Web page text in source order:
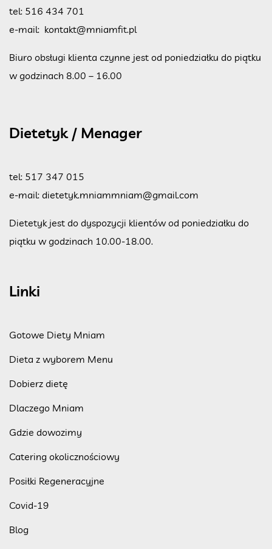
tel: 516 434 701
e-mail: kontakt@mniamfit.pl
Biuro obsługi klienta czynne jest od poniedziałku do piątku
w godzinach 8.00 – 16.00
Dietetyk / Menager
tel: 517 347 015
e-mail: dietetyk.mniammniam@gmail.com
Dietetyk jest do dyspozycji klientów od poniedziałku do
piątku w godzinach 10.00-18.00.
Linki
Gotowe Diety Mniam
Dieta z wyborem Menu
Dobierz dietę
Dlaczego Mniam
Gdzie dowozimy
Catering okolicznościowy
Posiłki Regeneracyjne
Covid-19
Blog